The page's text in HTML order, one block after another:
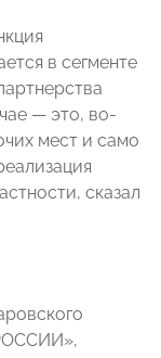
в сегменте
— это, во-
мест и само
сказал